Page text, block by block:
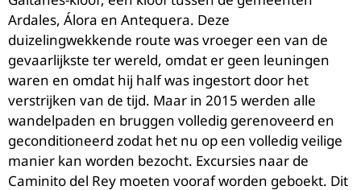
Ardales, Álora en Antequera. Deze
duizelingwekkende route was vroeger een van de
gevaarlijkste ter wereld, omdat er geen leuningen
waren en omdat hij half was ingestort door het
verstrijken van de tijd. Maar in 2015 werden alle
wandelpaden en bruggen volledig gerenoveerd en
geconditioneerd zodat het nu op een volledig veilige
manier kan worden bezocht. Excursies naar de
Caminito del Rey moeten vooraf worden geboekt. Dit